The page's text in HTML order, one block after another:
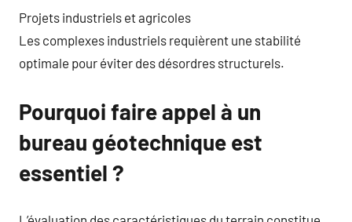
Projets industriels et agricoles
Les complexes industriels requièrent une stabilité
optimale pour éviter des désordres structurels.
Pourquoi faire appel à un
bureau géotechnique est
essentiel ?